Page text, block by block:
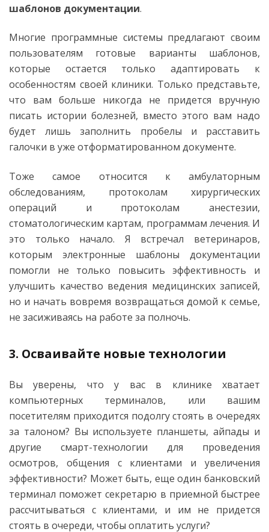
шаблонов документации.
Многие программные системы предлагают своим
пользователям готовые варианты шаблонов,
которые остается только адаптировать к
особенностям своей клиники. Только представьте,
что вам больше никогда не придется вручную
писать истории болезней, вместо этого вам надо
будет лишь заполнить пробелы и расставить
галочки в уже отформатированном документе.
Тоже самое относится к амбулаторным
обследованиям, протоколам хирургических
операций и протоколам анестезии,
стоматологическим картам, программам лечения. И
это только начало. Я встречал ветеринаров,
которым электронные шаблоны документации
помогли не только повысить эффективность и
улучшить качество ведения медицинских записей,
но и начать вовремя возвращаться домой к семье,
не засиживаясь на работе за полночь.
3. Осваивайте новые технологии
Вы уверены, что у вас в клинике хватает
компьютерных терминалов, или вашим
посетителям приходится подолгу стоять в очередях
за талоном? Вы используете планшеты, айпады и
другие смарт-технологии для проведения
осмотров, общения с клиентами и увеличения
эффективности? Может быть, еще один банковский
терминал поможет секретарю в приемной быстрее
рассчитываться с клиентами, и им не придется
стоять в очереди, чтобы оплатить услуги?